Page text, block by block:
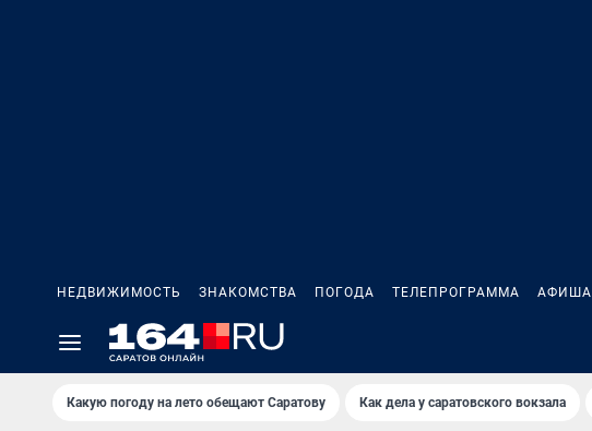
НЕДВИЖИМОСТЬ ЗНАКОМСТВА ПОГОДА ТЕЛЕПРОГРАММА АФИША
Какую погоду на лето обещают Саратову Как дела у саратовского вокзала